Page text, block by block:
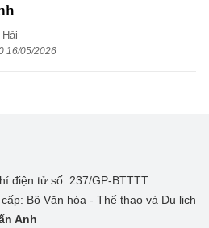
16/05/2026
điện tử số: 237/GP-BTTTT
Bộ Văn hóa - Thể thao và Du lịch
Anh